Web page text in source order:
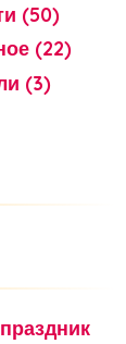
(50)
(22)
(3)